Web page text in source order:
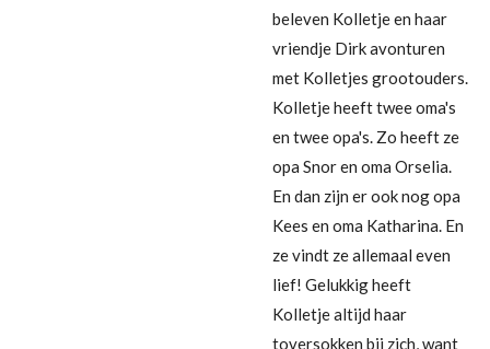
beleven Kolletje en haar
vriendje Dirk avonturen
met Kolletjes grootouders.
Kolletje heeft twee oma's
en twee opa's. Zo heeft ze
opa Snor en oma Orselia.
En dan zijn er ook nog opa
Kees en oma Katharina. En
ze vindt ze allemaal even
lief! Gelukkig heeft
Kolletje altijd haar
toversokken bij zich, want